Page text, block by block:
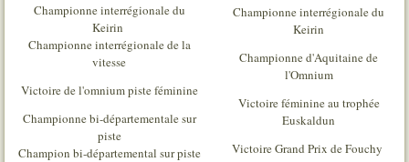
Championne interrégionale du
Keirin
Championne interrégionale de la
vitesse
Victoire de l'omnium piste féminine
Championne bi-départementale sur
piste
Champion bi-départemental sur piste
Championne interrégionale du
Keirin
Championne d'Aquitaine de
l'Omnium
Victoire féminine au trophée
Euskaldun
Victoire Grand Prix de Fouchy